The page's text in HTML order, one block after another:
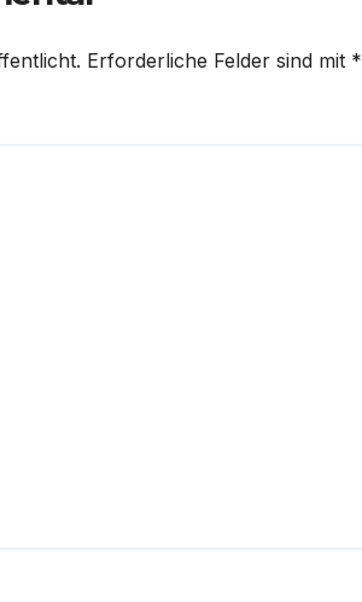
Erforderliche Felder sind mit *